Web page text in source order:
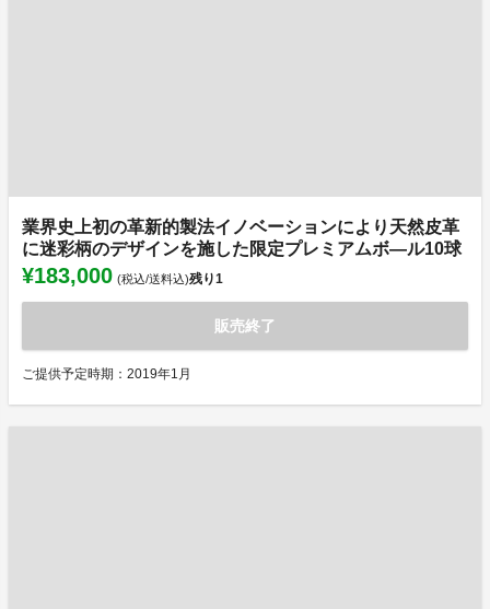
業界史上初の革新的製法イノベーションにより天然皮革
に迷彩柄のデザインを施した限定プレミアムボ―ル10球
¥183,000 (税込/送料込)残り1
販売終了
ご提供予定時期：2019年1月